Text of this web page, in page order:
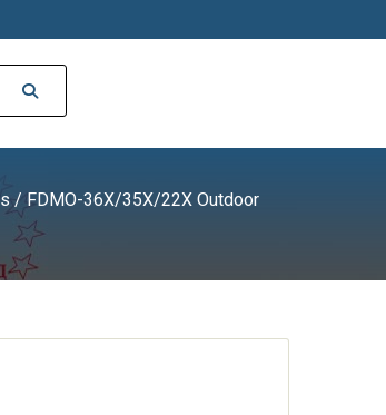
/ FDMO-36X/35X/22X Outdoor